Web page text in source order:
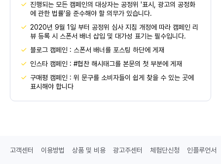
진행되는 모든 캠페인의 대상자는 공정위 '표시, 광고의 공정화
에 관한 법률'을 준수해야 할 의무가 있습니다.
2020년 9월 1일 부터 공정위 심사 지침 개정에 따라 캠페인 리
뷰 등록 시 스폰서 배너 삽입 및 대가성 표기는 필수입니다.
블로그 캠페인 : 스폰서 배너를 포스팅 하단에 게재
인스타 캠페인 : #협찬 해시태그를 본문의 첫 부분에 게재
구매평 캠페인 : 위 문구를 소비자들이 쉽게 찾을 수 있는 곳에
표시해야 합니다
고객센터 이용방법 상품 및 비용 광고주센터 체험단신청 인플루언서